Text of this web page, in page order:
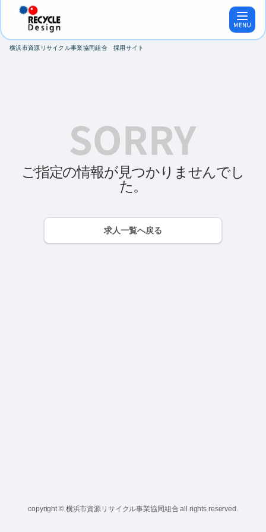
横浜市資源リサイクル事業協同組合 採用サイト
ご指定の情報が見つかりませんでし
た。
求人一覧へ戻る
copyright © 横浜市資源リサイクル事業協同組合 all rights reserved.